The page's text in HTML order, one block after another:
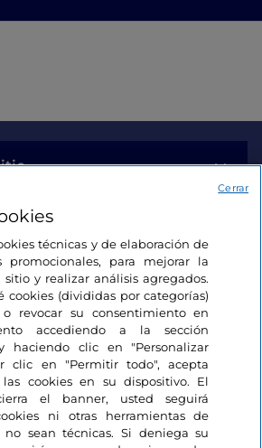
técnicas y de elaboración de
promocionales, para mejorar la
y realizar análisis agregados.
cookies (divididas por categorías)
o revocar su consentimiento en
accediendo a la sección
haciendo clic en "Personalizar
clic en "Permitir todo", acepta
cookies en su dispositivo. El
el banner, usted seguirá
ni otras herramientas de
sean técnicas. Si deniega su
Cerrar